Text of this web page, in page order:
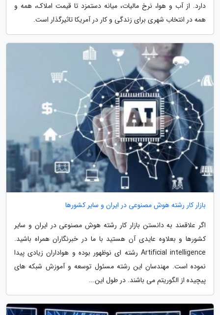
دارد. از آب و هوا، نرخ مالیات، میانه دستمزد تا قیمت املاک، همه و
همه در انتخاب شهری برای زندگی و کار در آمریکا تاثیرگذار است.
بازار کار رشته هوش مصنوعی در ایران و سایر کشورها
اگر علاقمند به دانستن بازار کار رشته هوش مصنوعی در ایران و سایر
کشورها و بعلاوه عایدی آن هستید با ما در خبرنگاران همراه باشید.
Artificial intelligence رشته ای نوظهور بوده و هواداران زیادی پیدا
نموده است. مهندسان این رشته مسئول توسعه و آموزش شبکه های
پیچیده از الگوریتم می باشند. در طول این...